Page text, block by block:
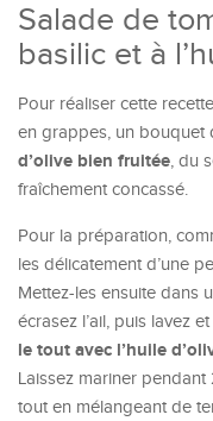
Salade de
basilic et à
Pour réaliser cette
en grappes, un bouquet
d’olive bien fruitée, du
fraîchement concassé.
Pour la préparation,
les délicatement d’une
Mettez-les ensuite dans
écrasez l’ail, puis lavez
le tout avec l’huile
Laissez mariner
tout en mélangeant de